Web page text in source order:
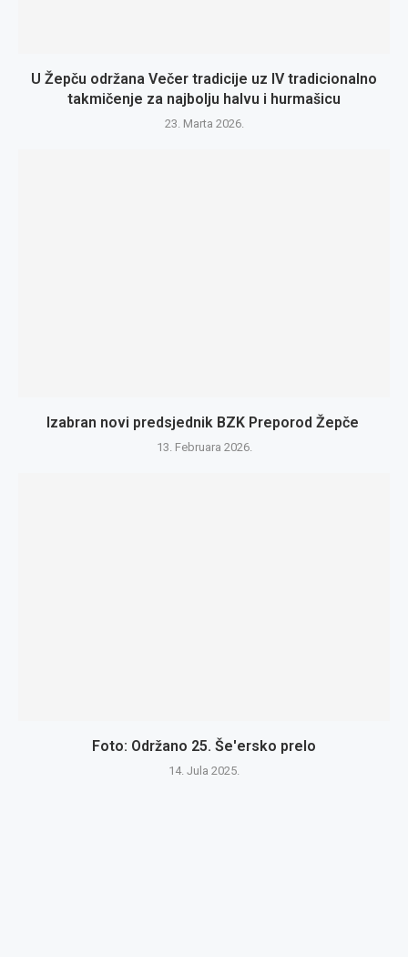
U Žepču održana Večer tradicije uz IV tradicionalno
takmičenje za najbolju halvu i hurmašicu
23. Marta 2026.
Izabran novi predsjednik BZK Preporod Žepče
13. Februara 2026.
Foto: Održano 25. Še'ersko prelo
14. Jula 2025.